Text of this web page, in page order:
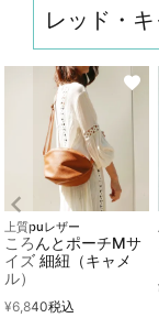
レッド・
上質puレザー
ころんとポーチMサ
イズ 細紐（キャメ
ル）
¥6,840税込